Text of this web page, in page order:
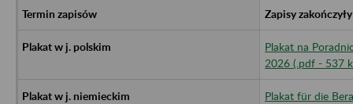
Zapisy
Plakat na
2026 (.pdf - 537
Plakat für die